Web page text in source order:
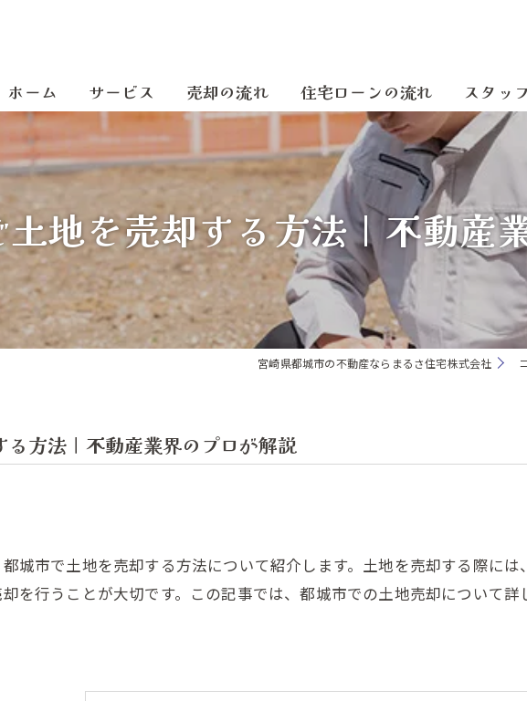
ホーム サービス 売却の流れ 住宅ローンの流れ スタッフ
地を売却する方法｜不動産
宮崎県都城市の不動産ならまるさ住宅株式会社
方法｜不動産業界のプロが解説
城市で土地を売却する方法について紹介します。土地を売却する際に
を行うことが大切です。この記事では、都城市での土地売却について